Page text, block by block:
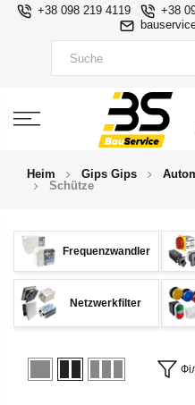
+38 098 219 4119 +38
Heim Gips Gips
Schütze
Frequenzwandler
Netzwerkfilter